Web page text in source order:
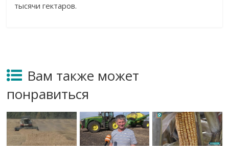
тысячи гектаров.
Вам также может
понравиться